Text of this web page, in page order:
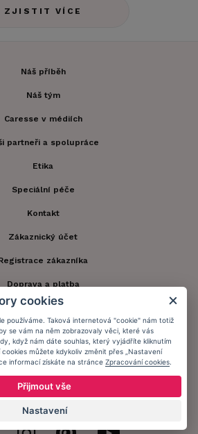
ZJISTIT VÍCE
Náš příběh
Náš tým
Caresse v médiích
partneři a spolupráce
Etika
Speciální péče
Kontakt
Zákaznický účet
zákazníka
Doprava a platba
Obchodní podmínky
osobních údajů
memorandum
s námi v kontaktu.
cookies
používáme. Taková internetová "cookie" nám totiž
se vám na něm zobrazovaly věci, které vás
když nám dáte souhlas, který vyjádříte kliknutím
cookies můžete kdykoliv změnit přes „Nastavení
informací získáte na stránce Zpracování cookies.
Přijmout vše
Nastavení